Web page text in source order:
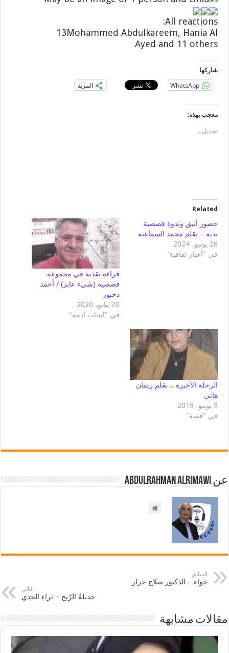
All reactions:
13Mohammed Abdulkareem, Hania Al
Ayed and 11 others
شاركها
WhatsApp المزيد
معجب بهذه:
تحميل...
Related
حضور أنيق وندوة قصصية
ندية – بقلم محمد السماعنة
26 يونيو، 2024
في "أخبار ثقافية"
قراءة نقدية في مجموعة
قصصية (شيء عابر) / أحمد
دحبور
30 مايو، 2020
في "ابحاث ادبية"
الرحلة الأخيرة .. بقلم ريمان
هاني
9 يونيو، 2019
في "قصة"
عن Abdulrahman AlRimawi
السابق
خواء – الدكتور صلاح جرار
التالي
جديلةُ الرّيح – ثراء الجدي
مقالات مشابهة